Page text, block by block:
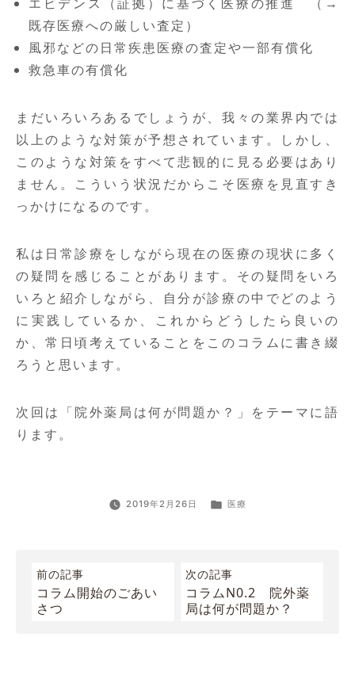
既存医療への厳しい査定）
風邪などの日常疾患医療の査定や一部有償化
救急車の有償化
まだいろいろあるでしょうが、我々の業界内では
以上のような対策が予想されています。しかし、
このような対策をすべて悲観的に見る必要はあり
ません。こういう状況だからこそ医療を見直すき
っかけになるのです。
私は日常診療をしながら現在の医療の現状に多く
の疑問を感じることがあります。その疑問をいろ
いろと紹介しながら、自分が診療の中でどのよう
に実践しているか、これからどうしたら良いの
か、常日頃考えていることをこのコラムに書き綴
ろうと思います。
次回は「院外薬局は何が問題か？」をテーマに語
ります。
2019年2月26日
カ
ー:
医療
前
後
の
前の記事
コラム開始のごあい
さつ
次の記事
コラムN0.2 院外薬
局は何が問題か？